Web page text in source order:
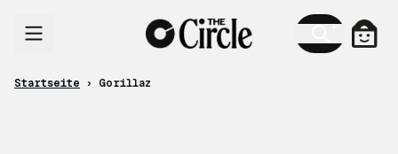
Startseite › Gorillaz